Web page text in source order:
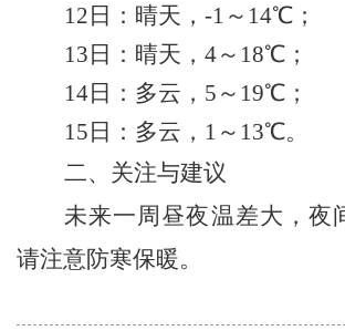
12 日： 晴天 ， -1 ～ 14℃；
13 日： 晴天 ， 4～ 18℃；
14日： 多云 ， 5 ～ 19℃；
15 日： 多云 ， 1 ～ 13℃。
二、关注与建议
未来一周昼夜温差大，夜
请注意防寒保暖。